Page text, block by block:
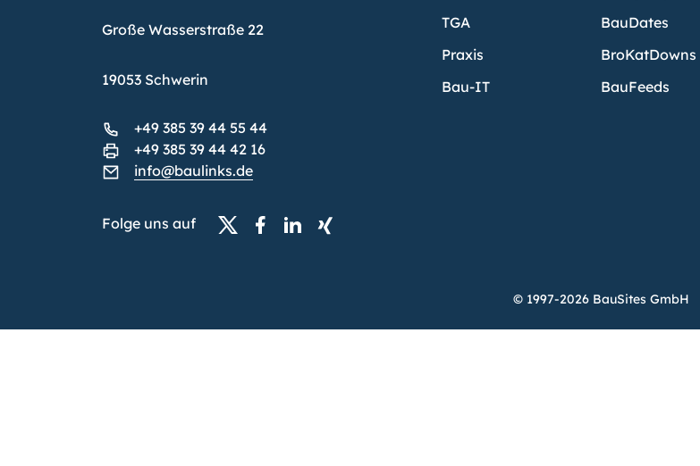
Große Wasserstraße 22
19053 Schwerin
+49 385 39 44 55 44
+49 385 39 44 42 16
info@baulinks.de
Folge uns auf
TGA
Praxis
Bau-IT
BauDates
BroKatDowns
BauFeeds
© 1997-2026 BauSites GmbH